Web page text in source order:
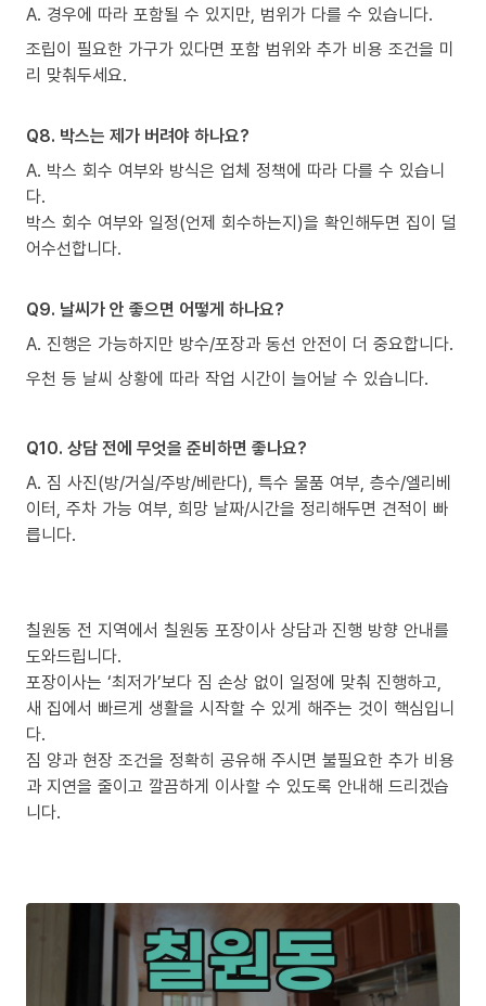
A. 경우에 따라 포함될 수 있지만, 범위가 다를 수 있습니다.
조립이 필요한 가구가 있다면 포함 범위와 추가 비용 조건을 미
리 맞춰두세요.
Q8. 박스는 제가 버려야 하나요?
A. 박스 회수 여부와 방식은 업체 정책에 따라 다를 수 있습니
다.
박스 회수 여부와 일정(언제 회수하는지)을 확인해두면 집이 덜
어수선합니다.
Q9. 날씨가 안 좋으면 어떻게 하나요?
A. 진행은 가능하지만 방수/포장과 동선 안전이 더 중요합니다.
우천 등 날씨 상황에 따라 작업 시간이 늘어날 수 있습니다.
Q10. 상담 전에 무엇을 준비하면 좋나요?
A. 짐 사진(방/거실/주방/베란다), 특수 물품 여부, 층수/엘리베
이터, 주차 가능 여부, 희망 날짜/시간을 정리해두면 견적이 빠
릅니다.
칠원동 전 지역에서 칠원동 포장이사 상담과 진행 방향 안내를
도와드립니다.
포장이사는 ‘최저가’보다 짐 손상 없이 일정에 맞춰 진행하고,
새 집에서 빠르게 생활을 시작할 수 있게 해주는 것이 핵심입니
다.
짐 양과 현장 조건을 정확히 공유해 주시면 불필요한 추가 비용
과 지연을 줄이고 깔끔하게 이사할 수 있도록 안내해 드리겠습
니다.